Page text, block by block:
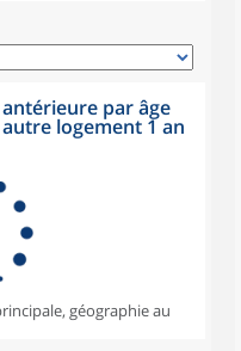
antérieure par âge
logement 1 an
géographie au